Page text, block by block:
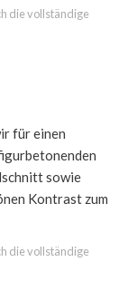
die vollständige
für einen
sowie
Kontrast zum
die vollständige